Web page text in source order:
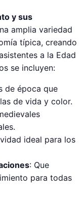
y sus
amplia variedad
típica, creando
a la Edad
se incluyen:
de época que
de vida y color.
ideal para los
: Que
para todas